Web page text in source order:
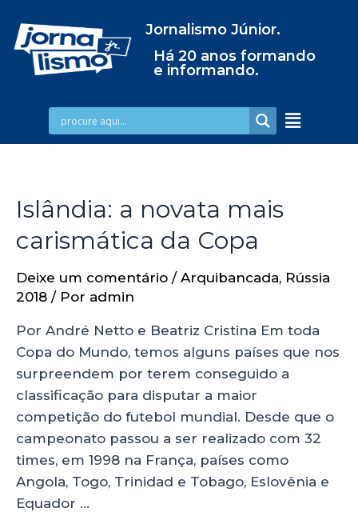
Jornalismo Júnior.
Há 20 anos formando
e informando.
Islândia: a novata mais
carismática da Copa
Deixe um comentário / Arquibancada, Rússia
2018 / Por admin
Por André Netto e Beatriz Cristina Em toda
Copa do Mundo, temos alguns países que nos
surpreendem por terem conseguido a
classificação para disputar a maior
competição do futebol mundial. Desde que o
campeonato passou a ser realizado com 32
times, em 1998 na França, países como
Angola, Togo, Trinidad e Tobago, Eslovênia e
Equador …